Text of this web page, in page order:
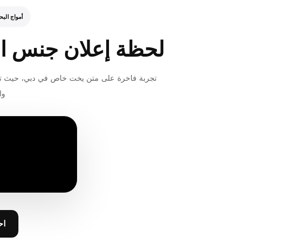
أمواج
لحظة إعلان جنس
تجربة فاخرة على متن يخت خاص في دبي، حيث